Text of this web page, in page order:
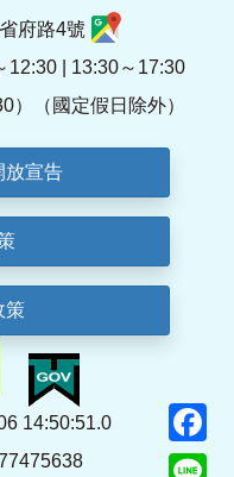
府路4號
12:30 | 13:30～17:30
）（國定假日除外）
放宣告
策
14:50:51.0